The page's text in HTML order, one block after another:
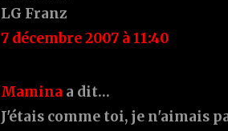
LG Franz
7 décembre 2007 à 11:40
Mamina a dit…
J'étais comme toi, je n'aimais